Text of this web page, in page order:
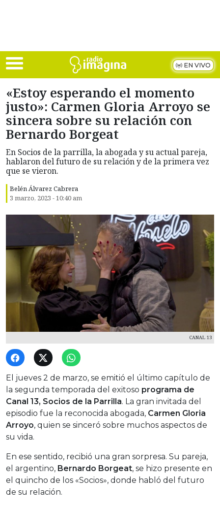
EN VIVO
«Estoy esperando el momento
justo»: Carmen Gloria Arroyo se
sincera sobre su relación con
Bernardo Borgeat
En Socios de la parrilla, la abogada y su actual pareja,
hablaron del futuro de su relación y de la primera vez
que se vieron.
Belén Álvarez Cabrera
3 marzo, 2023 - 10:40 am
CANAL 13
El jueves 2 de marzo, se emitió el último capítulo de
la segunda temporada del exitoso programa de
Canal 13, Socios de la Parrilla. La gran invitada del
episodio fue la reconocida abogada, Carmen Gloria
Arroyo, quien se sinceró sobre muchos aspectos de
su vida.
En ese sentido, recibió una gran sorpresa. Su pareja,
el argentino, Bernardo Borgeat, se hizo presente en
el quincho de los «Socios», donde habló del futuro
de su relación.